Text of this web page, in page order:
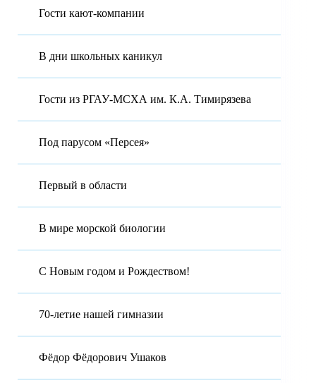
Гости кают-компании
В дни школьных каникул
Гости из РГАУ-МСХА им. К.А. Тимирязева
Под парусом «Персея»
Первый в области
В мире морской биологии
С Новым годом и Рождеством!
70-летие нашей гимназии
Фёдор Фёдорович Ушаков